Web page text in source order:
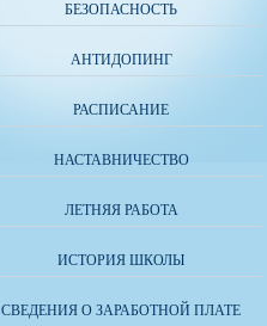
БЕЗОПАСНОСТЬ
АНТИДОПИНГ
РАСПИСАНИЕ
НАСТАВНИЧЕСТВО
ЛЕТНЯЯ РАБОТА
ИСТОРИЯ ШКОЛЫ
СВЕДЕНИЯ О ЗАРАБОТНОЙ ПЛАТЕ